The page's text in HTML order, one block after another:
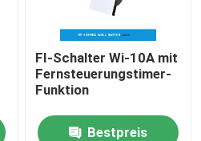
FI-Schalter Wi-10A mit
Fernsteuerungstimer-
Funktion
Bestpreis